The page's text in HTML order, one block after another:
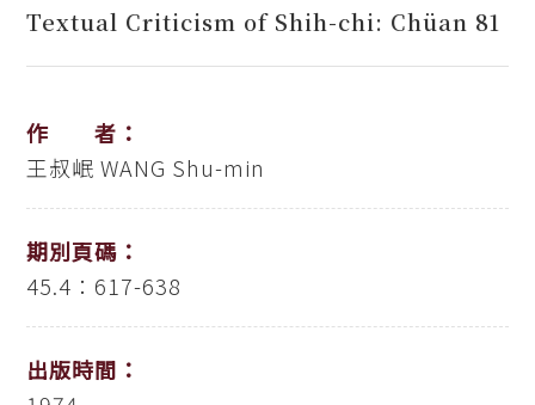
Textual Criticism of Shih-chi: Chüan 81
作 者：
王叔岷 WANG Shu-min
期別頁碼：
45.4：617-638
出版時間：